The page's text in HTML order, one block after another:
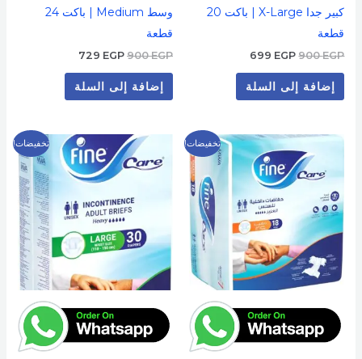
كبير جدا X-Large | باكت 20
قطعة
900EGP
699 EGP
إضافة إلى السلة
وسط Medium | باكت 24
قطعة
900EGP
729 EGP
إضافة إلى السلة
تخفيضات!
السعر
الأصلي
هو:
500 EGP.
السعر
الحالي
هو:
299 EGP.
تخفيضات!
السعر
الأصلي
هو:
700 EGP.
السعر
الحالي
هو:
549 EGP.